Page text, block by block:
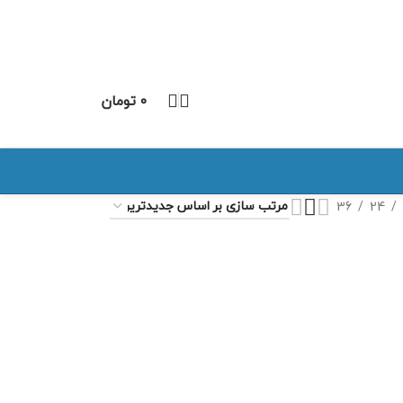
۰تومان
24
36